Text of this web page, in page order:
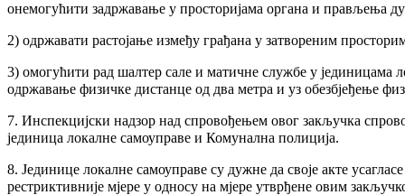
онемогућити задржавање у просторијама органа и прављења
2) одржавати растојање између грађана у затвореним
3) омогућити рад шалтер сале и матичне службе у јединицама
одржавање физичке дистанце од два метра и уз обезбјеђење
7. Инспекцијски надзор над спровођењем овог закључка
јединица локалне самоуправе и Комунална полиција.
8. Јединице локалне самоуправе су дужне да своје акте
рестриктивније мјере у односу на мјере утврђене овим